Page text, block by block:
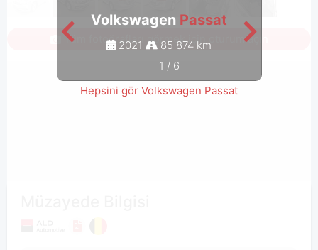
Volkswagen Passat
2021 85 874 km
1 / 6
Hepsini gör Volkswagen Passat
Tüm fotoğrafları görmek için oturum açın